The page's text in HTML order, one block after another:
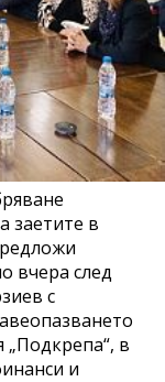
заетите в
вчера след
с
в
и